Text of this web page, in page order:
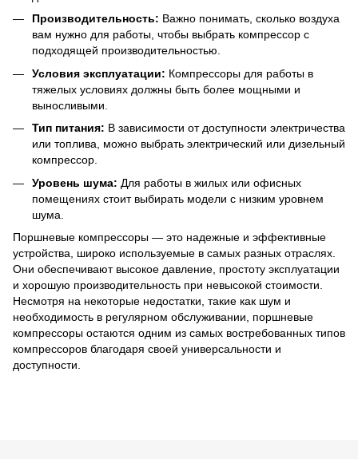
Производительность: Важно понимать, сколько воздуха
вам нужно для работы, чтобы выбрать компрессор с
подходящей производительностью.
Условия эксплуатации: Компрессоры для работы в
тяжелых условиях должны быть более мощными и
выносливыми.
Тип питания: В зависимости от доступности электричества
или топлива, можно выбрать электрический или дизельный
компрессор.
Уровень шума: Для работы в жилых или офисных
помещениях стоит выбирать модели с низким уровнем
шума.
Поршневые компрессоры — это надежные и эффективные
устройства, широко используемые в самых разных отраслях.
Они обеспечивают высокое давление, простоту эксплуатации
и хорошую производительность при невысокой стоимости.
Несмотря на некоторые недостатки, такие как шум и
необходимость в регулярном обслуживании, поршневые
компрессоры остаются одним из самых востребованных типов
компрессоров благодаря своей универсальности и
доступности.